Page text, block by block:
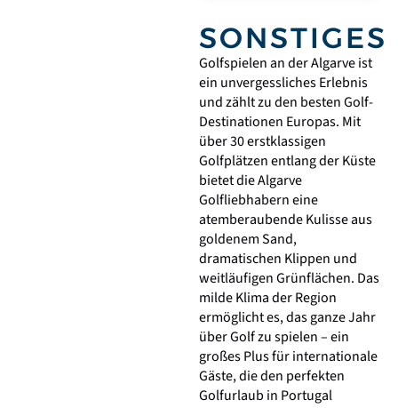
SONSTIGES
Golfspielen an der Algarve ist
ein unvergessliches Erlebnis
und zählt zu den besten Golf-
Destinationen Europas. Mit
über 30 erstklassigen
Golfplätzen entlang der Küste
bietet die Algarve
Golfliebhabern eine
atemberaubende Kulisse aus
goldenem Sand,
dramatischen Klippen und
weitläufigen Grünflächen. Das
milde Klima der Region
ermöglicht es, das ganze Jahr
über Golf zu spielen – ein
großes Plus für internationale
Gäste, die den perfekten
Golfurlaub in Portugal